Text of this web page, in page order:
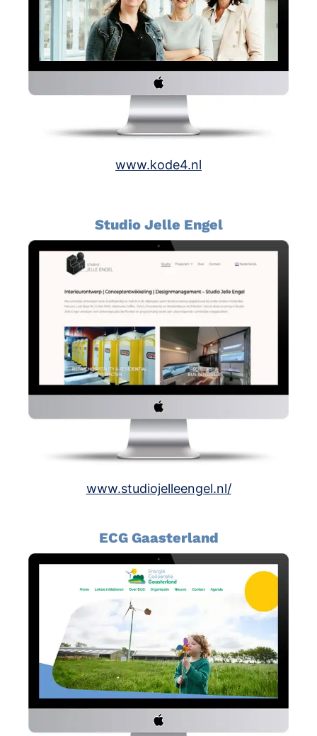
www.kode4.nl
Studio Jelle Engel
www.studiojelleengel.nl/
ECG Gaasterland